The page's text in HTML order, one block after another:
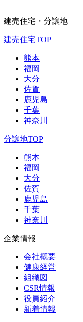
建売住宅・分譲地
建売住宅TOP
熊本
福岡
大分
佐賀
鹿児島
千葉
神奈川
分譲地TOP
熊本
福岡
大分
佐賀
鹿児島
千葉
神奈川
企業情報
会社概要
健康経営
組織図
CSR情報
役員紹介
新着情報